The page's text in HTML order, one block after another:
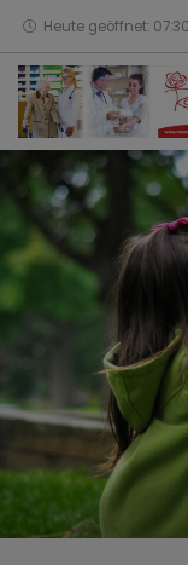
Heute geöffnet: